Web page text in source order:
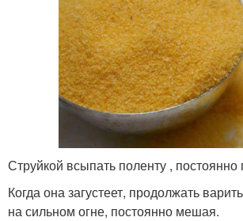
Струйкой всыпать поленту ,
Когда она загустеет, продолжать
на сильном огне, постоянно мешая.